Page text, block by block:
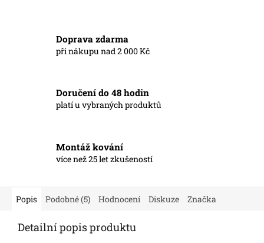
Doprava zdarma
při nákupu nad 2 000 Kč
Doručení do 48 hodin
platí u vybraných produktů
Montáž kování
více než 25 let zkušeností
Popis Podobné (5) Hodnocení Diskuze Značka
Detailní popis produktu